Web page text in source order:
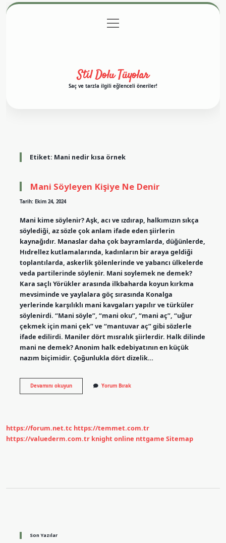
Gizlilik Politikası
menüyü
aç
Stil Dolu Tüyolar
Saç ve tarzla ilgili eğlenceli öneriler!
Etiket: Mani nedir kısa örnek
Mani Söyleyen Kişiye Ne Denir
Tarih: Ekim 24, 2024
Mani kime söylenir? Aşk, acı ve ızdırap, halkımızın sıkça
söylediği, az sözle çok anlam ifade eden şiirlerin
kaynağıdır. Manaslar daha çok bayramlarda, düğünlerde,
Hıdrellez kutlamalarında, kadınların bir araya geldiği
toplantılarda, askerlik şölenlerinde ve yabancı ülkelerde
veda partilerinde söylenir. Mani soylemek ne demek?
Kara saçlı Yörükler arasında ilkbaharda koyun kırkma
mevsiminde ve yaylalara göç sırasında Konalga
yerlerinde karşılıklı mani kavgaları yapılır ve türküler
söylenirdi. “Mani söyle”, “mani oku”, “mani aç”, “uğur
çekmek için mani çek” ve “mantuvar aç” gibi sözlerle
ifade edilirdi. Maniler dört mısralık şiirlerdir. Halk dilinde
mani ne demek? Anonim halk edebiyatının en küçük
nazım biçimidir. Çoğunlukla dört dizelik…
Devamını okuyunMani
Söyleyen
Yorum Bırak
https://forum.net.tc https://temmet.com.tr
https://valuederm.com.tr knight online nttgame Sitemap
Son Yazılar